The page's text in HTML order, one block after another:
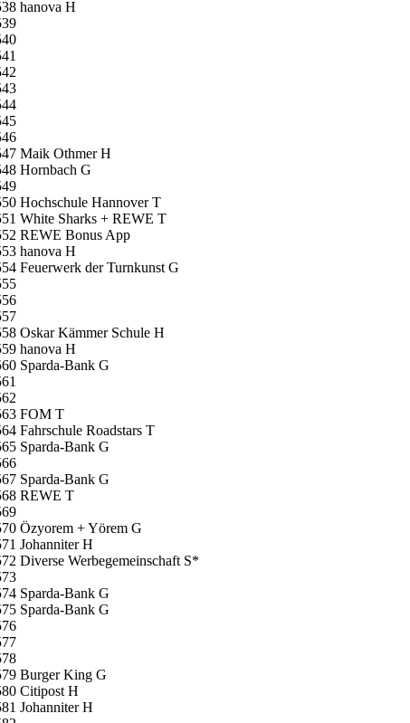
hanova H
Maik Othmer H
Hornbach G
Hochschule Hannover T
White Sharks + REWE T
REWE Bonus App
hanova H
Feuerwerk der Turnkunst G
Oskar Kämmer Schule H
hanova H
Sparda-Bank G
FOM T
Fahrschule Roadstars T
Sparda-Bank G
Sparda-Bank G
REWE T
Özyorem + Yörem G
Johanniter H
Diverse Werbegemeinschaft S*
Sparda-Bank G
Sparda-Bank G
Burger King G
Citipost H
Johanniter H